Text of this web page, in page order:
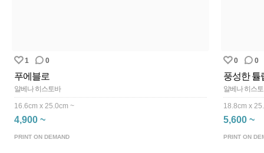
1 0
푸에블로
알베나 히스토바
16.6cm x 25.0cm ~
4,900 ~
PRINT ON DEMAND
0 0
풍성한 튤
알베나 히스
18.8cm x
5,600 ~
PRINT ON